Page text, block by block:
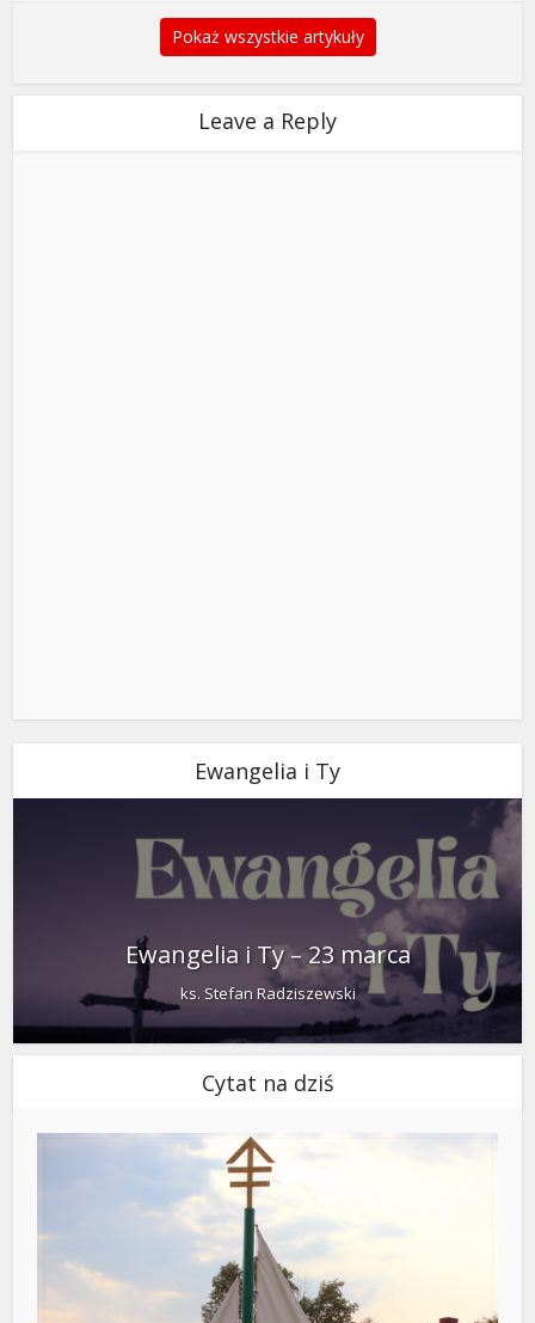
Pokaż wszystkie artykuły
Leave a Reply
Ewangelia i Ty
Ewangelia i Ty – 23 marca
ks. Stefan Radziszewski
Cytat na dziś